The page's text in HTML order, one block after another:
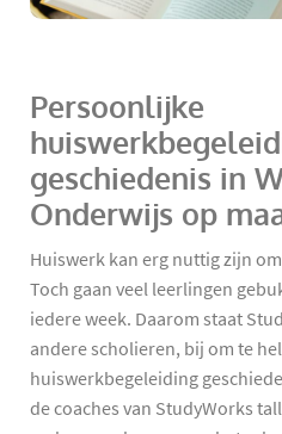
Persoonlijke
geschiedenis in
Onderwijs op
Huiswerk kan erg nuttig zijn
Toch gaan veel leerlingen
iedere week. Daarom staat
andere scholieren, bij om te
huiswerkbegeleiding
de coaches van StudyWorks